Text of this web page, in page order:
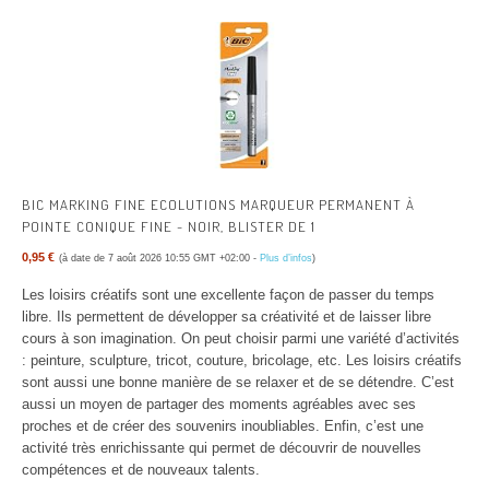
BIC MARKING FINE ECOLUTIONS MARQUEUR PERMANENT À
POINTE CONIQUE FINE - NOIR, BLISTER DE 1
0,95 € (à date de 7 août 2026 10:55 GMT +02:00 - Plus d’infos)
Les loisirs créatifs sont une excellente façon de passer du temps
libre. Ils permettent de développer sa créativité et de laisser libre
cours à son imagination. On peut choisir parmi une variété d’activités
: peinture, sculpture, tricot, couture, bricolage, etc. Les loisirs créatifs
sont aussi une bonne manière de se relaxer et de se détendre. C’est
aussi un moyen de partager des moments agréables avec ses
proches et de créer des souvenirs inoubliables. Enfin, c’est une
activité très enrichissante qui permet de découvrir de nouvelles
compétences et de nouveaux talents.